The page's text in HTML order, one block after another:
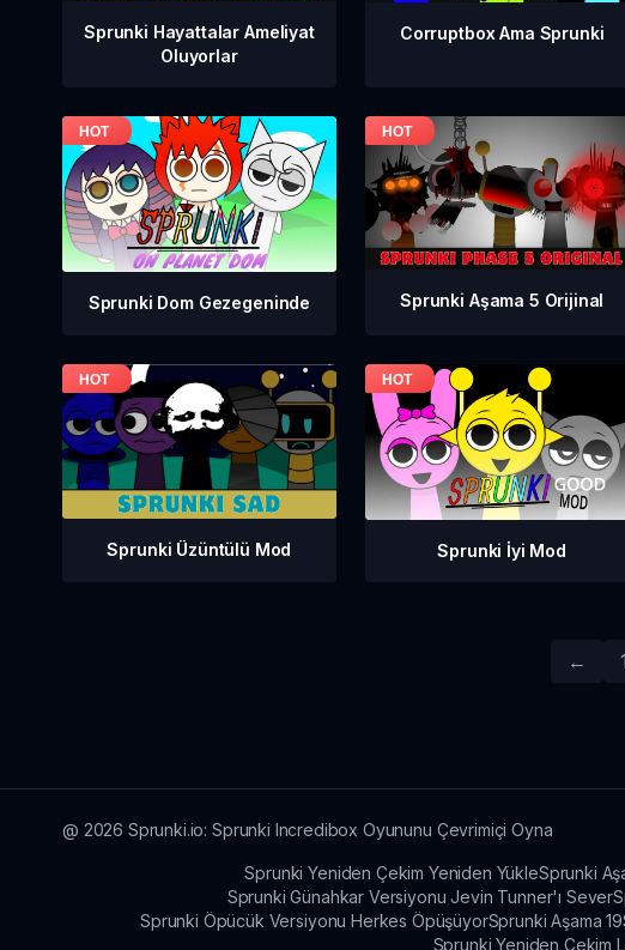
Sprunki Hayattalar Ameliyat
Oluyorlar
Corruptbox Ama Sprunki
Sprunki Dom Gezegeninde Sprunki Aşama 5 Orijinal
Sprunki Üzüntülü Mod Sprunki İyi Mod
← 1
@ 2026 Sprunki.io: Sprunki Incredibox Oyununu Çevrimiçi Oyna
Sprunki Yeniden Çekim Yeniden YükleSprunki
Sprunki Günahkar Versiyonu Jevin Tunner'ı Sever
Sprunki Öpücük Versiyonu Herkes ÖpüşüyorSprunki Aşama 19
Sprunki Yeniden Çekim